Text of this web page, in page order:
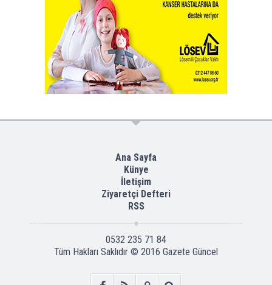
Ana Sayfa
Künye
İletişim
Ziyaretçi Defteri
RSS
0532 235 71 84
Tüm Hakları Saklıdır © 2016 Gazete Güncel